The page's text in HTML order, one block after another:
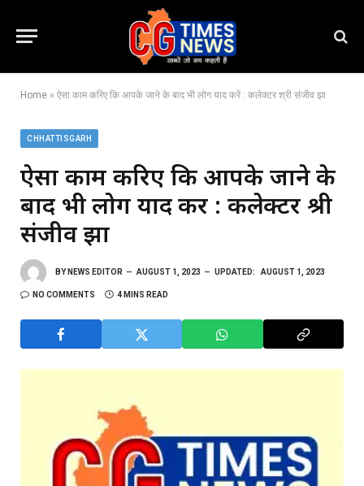
Home » ऐसा काम करिए कि आपके जाने के बाद भी लोग याद करें : कलेक्टर श्री संजीव झा
CHHATTISGARH
ऐसा काम करिए कि आपके जाने के
बाद भी लोग याद करें : कलेक्टर श्री
संजीव झा
BY NEWS EDITOR AUGUST 1, 2023 UPDATED: AUGUST 1, 2023
NO COMMENTS 4 MINS READ